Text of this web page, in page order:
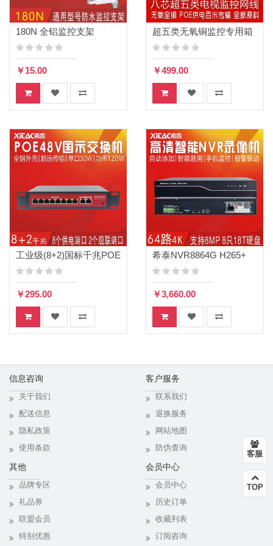
180N 全铝监控支架
￥15.00
超五类无氧铜监控专用箱
式网线
￥499.00
工业级(8+2)国标千兆POE
交换机G802-Q
￥295.00
希泰NVR8864G H265+
64路八盘网络高清监控录
￥3,660.00
信息咨询
关于我们
配送信息
隐私政策
使用条款
客户服务
联系我们
退换服务
网站地图
防伪查询
其他
品牌专区
礼品券
联盟会员
特别优惠
会员中心
会员中心
历史订单
收藏列表
订阅咨询
客服
TOP